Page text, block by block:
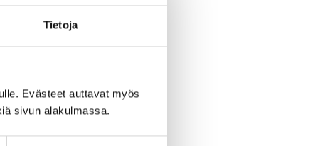
Tietoja
Evästeet auttavat myös
sivun alakulmassa.
jossa
kannalta